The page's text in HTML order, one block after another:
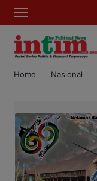
Home Nasional